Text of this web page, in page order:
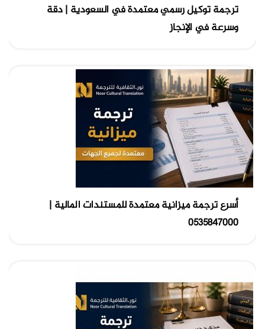
ترجمة توكيل رسمي معتمدة في السعودية | دقة
وسرعة في الإنجاز
أسرع ترجمة ميزانية معتمدة للمستندات المالية |
0535847000